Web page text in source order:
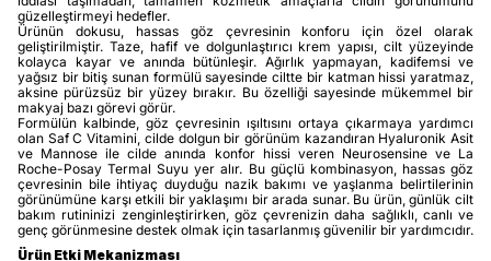
güzelleştirmeyi hedefler.
Ürünün dokusu, hassas göz çevresinin konforu için özel olarak
geliştirilmiştir. Taze, hafif ve dolgunlaştırıcı krem yapısı, cilt yüzeyinde
kolayca kayar ve anında bütünleşir. Ağırlık yapmayan, kadifemsi ve
yağsız bir bitiş sunan formülü sayesinde ciltte bir katman hissi yaratmaz,
aksine pürüzsüz bir yüzey bırakır. Bu özelliği sayesinde mükemmel bir
makyaj bazı görevi görür.
Formülün kalbinde, göz çevresinin ışıltısını ortaya çıkarmaya yardımcı
olan Saf C Vitamini, cilde dolgun bir görünüm kazandıran Hyaluronik Asit
ve Mannose ile cilde anında konfor hissi veren Neurosensine ve La
Roche-Posay Termal Suyu yer alır. Bu güçlü kombinasyon, hassas göz
çevresinin bile ihtiyaç duyduğu nazik bakımı ve yaşlanma belirtilerinin
görünümüne karşı etkili bir yaklaşımı bir arada sunar. Bu ürün, günlük cilt
bakım rutininizi zenginleştirirken, göz çevrenizin daha sağlıklı, canlı ve
genç görünmesine destek olmak için tasarlanmış güvenilir bir yardımcıdır.
Ürün Etki Mekanizması